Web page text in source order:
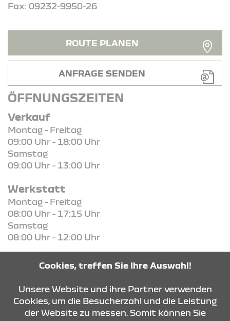
Fax: 09232-9950-26
ROUTE PLANEN
ANFRAGE SENDEN
ÖFFNUNGSZEITEN
Verkauf
Montag - Freitag
09:00 Uhr - 18:00 Uhr
Samstag
09:00 Uhr - 13:00 Uhr
Werkstatt
Montag - Freitag
08:00 Uhr - 17:15 Uhr
Samstag
08:00 Uhr - 12:00 Uhr
KONTAKT & ANFAHRT
Cookies, treffen Sie Ihre Auswahl!
Unsere Website und ihre Partner verwenden
Cookies, um die Besucherzahl und die Leistung
der Website zu messen. Somit können Sie